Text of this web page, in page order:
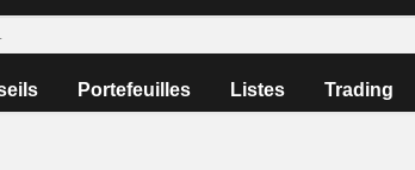
Portefeuilles Listes Trading